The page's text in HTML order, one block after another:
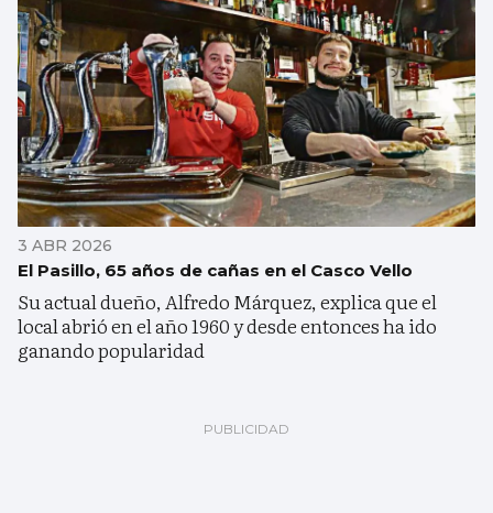
3 ABR 2026
El Pasillo, 65 años de cañas en el Casco Vello
Su actual dueño, Alfredo Márquez, explica que el
local abrió en el año 1960 y desde entonces ha ido
ganando popularidad